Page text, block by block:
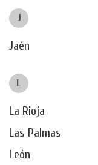
J
Jaén
L
La Rioja
Las Palmas
León